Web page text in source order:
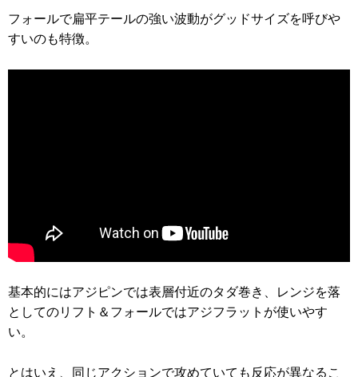
フォールで扁平テールの強い波動がグッドサイズを呼びや
すいのも特徴。
基本的にはアジピンでは表層付近のタダ巻き、レンジを落
としてのリフト＆フォールではアジフラットが使いやす
い。
とはいえ、同じアクションで攻めていても反応が異なるこ